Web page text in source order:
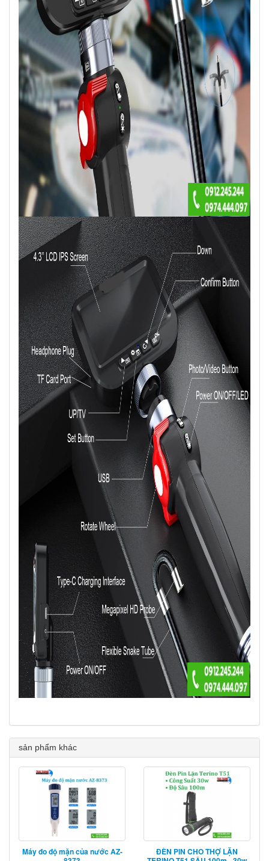
sản phẩm khác
Máy đo độ mặn của nước AZ-
ĐÈN PIN CHO THỢ LẶN